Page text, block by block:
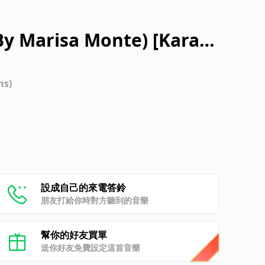
Marisa Monte) [Karao
設成自己的來電答鈴
朋友打給你時對方聽到的音樂
幫你的好友買單
送你好友免費設定這首音樂